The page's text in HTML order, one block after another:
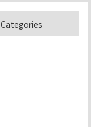
Categories